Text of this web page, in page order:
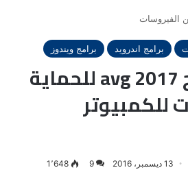
الفيروسات
برامج اندرويد برامج ويندوز
تحميل برنامج avg 2017 للحماية
للكمبيوتر
أرسل 13 ديسمبر، 2016 9 1٬648